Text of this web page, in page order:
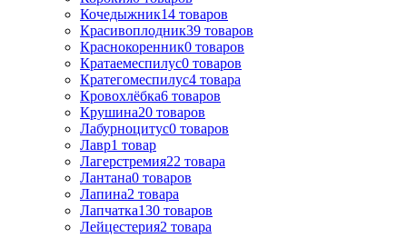
Кочедыжник14 товаров
Красивоплодник39 товаров
Краснокоренник0 товаров
Кратаемеспилус0 товаров
Кратегомеспилус4 товара
Кровохлёбка6 товаров
Крушина20 товаров
Лабурноцитус0 товаров
Лавр1 товар
Лагерстремия22 товара
Лантана0 товаров
Лапина2 товара
Лапчатка130 товаров
Лейцестерия2 товара